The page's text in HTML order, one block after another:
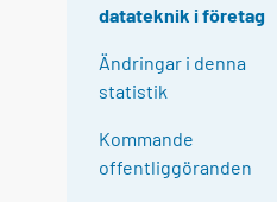
datateknik i företag
Ändringar i denna
statistik
Kommande
offentliggöranden